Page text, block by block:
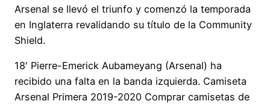
Arsenal se llevó el triunfo y comenzó la temporada
en Inglaterra revalidando su título de la Community
Shield.
18′ Pierre-Emerick Aubameyang (Arsenal) ha
recibido una falta en la banda izquierda. Camiseta
Arsenal Primera 2019-2020 Comprar camisetas de